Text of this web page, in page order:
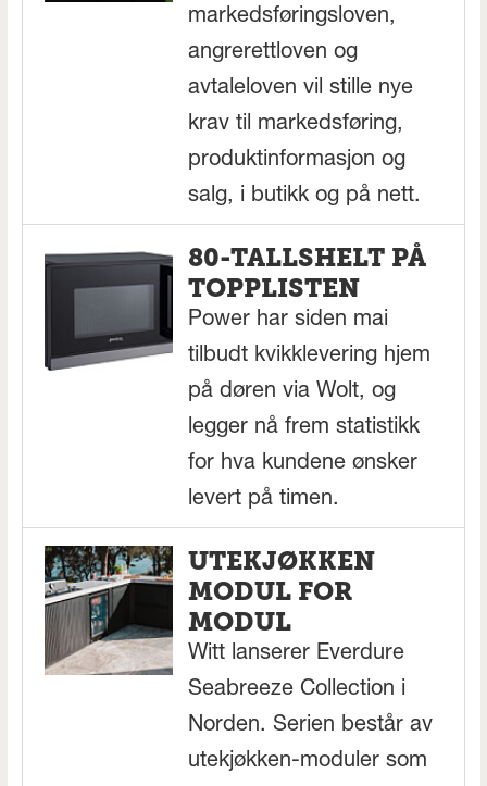
markedsføringsloven,
angrerettloven og
avtaleloven vil stille nye
krav til markedsføring,
produktinformasjon og
salg, i butikk og på nett.
80-TALLSHELT PÅ
TOPPLISTEN
Power har siden mai
tilbudt kvikklevering hjem
på døren via Wolt, og
legger nå frem statistikk
for hva kundene ønsker
levert på timen.
UTEKJØKKEN
MODUL FOR
MODUL
Witt lanserer Everdure
Seabreeze Collection i
Norden. Serien består av
utekjøkken-moduler som